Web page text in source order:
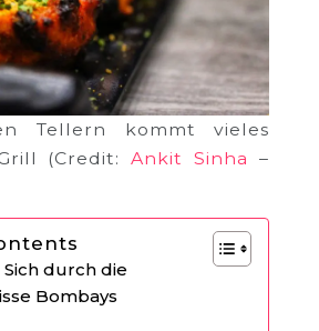
Tellern kommt vieles
(Credit:Ankit Sinha
–
durch die
Bombays